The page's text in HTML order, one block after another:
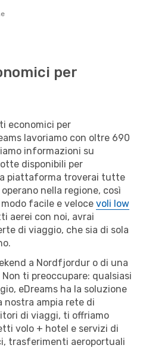
per
economici per
lavoriamo con oltre 690
informazioni su
disponibili per
piattaforma troverai tutte
nella regione, così
facile e veloce voli low
aerei con noi, avrai
di viaggio, che sia di sola
a Nordfjordur o di una
ti preoccupare: qualsiasi
eDreams ha la soluzione
nostra ampia rete di
di viaggi, ti offriamo
volo + hotel e servizi di
trasferimenti aeroportuali